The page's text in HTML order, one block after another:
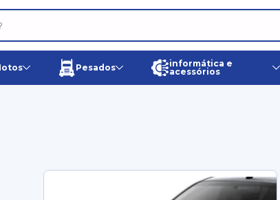
Pesados
informática e
acessórios